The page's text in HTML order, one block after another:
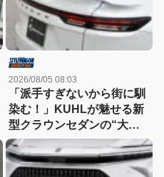
2026/08/05 08:03
「派手すぎないから街に馴
染む！」KUHLが魅せる新
型クラウンセダンの“大人
な”薄型フラップエアロ